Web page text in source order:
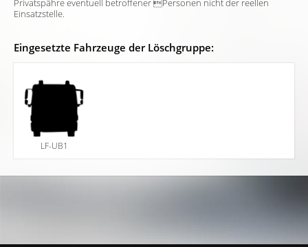
Privatspähre eventuell betroffener Personen nicht der reellen
Einsatzstelle.
Eingesetzte Fahrzeuge der Löschgruppe:
LF-UB1